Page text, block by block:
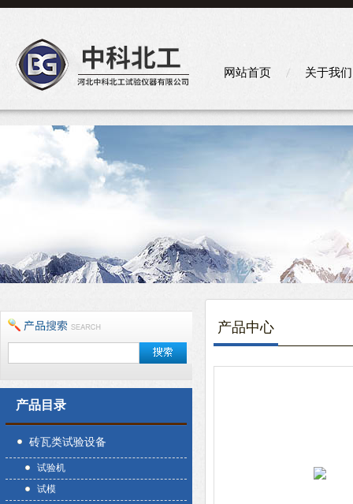
网站首页 关于我们
产品目录
砖瓦类试验设备
试验机
试模
产品中心